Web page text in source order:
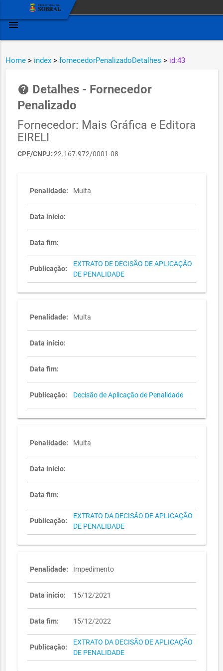
menu
Home > index > fornecedorPenalizadoDetalhes > id:43
help Detalhes - Fornecedor
Penalizado
Fornecedor: Mais Gráfica e Editora
EIRELI
CPF/CNPJ: 22.167.972/0001-08
Penalidade: Multa
Data início:
Data fim:
Publicação:
EXTRATO DE DECISÃO DE APLICAÇÃO
DE PENALIDADE
Penalidade: Multa
Data início:
Data fim:
Publicação: Decisão de Aplicação de Penalidade
Penalidade: Multa
Data início:
Data fim:
Publicação:
EXTRATO DA DECISÃO DE APLICAÇÃO
DE PENALIDADE
Penalidade: Impedimento
Data início: 15/12/2021
Data fim: 15/12/2022
Publicação:
EXTRATO DA DECISÃO DE APLICAÇÃO
DE PENALIDADE